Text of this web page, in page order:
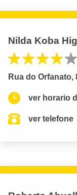
Nilda Koba
Rua do Orfanato,
ver horario
ver telefone